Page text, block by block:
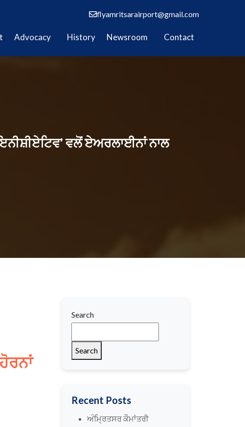
flyamritsarairport@gmail.com
Advocacy History Newsroom Contact
ਵਲੋਂ ਏਅਰਲਾਈਨਾਂ ਨਾਲ
Search
Search
Recent Posts
ਅੰਮ੍ਰਿਤਸਰ ਕੌਮਾਂਤਰੀ